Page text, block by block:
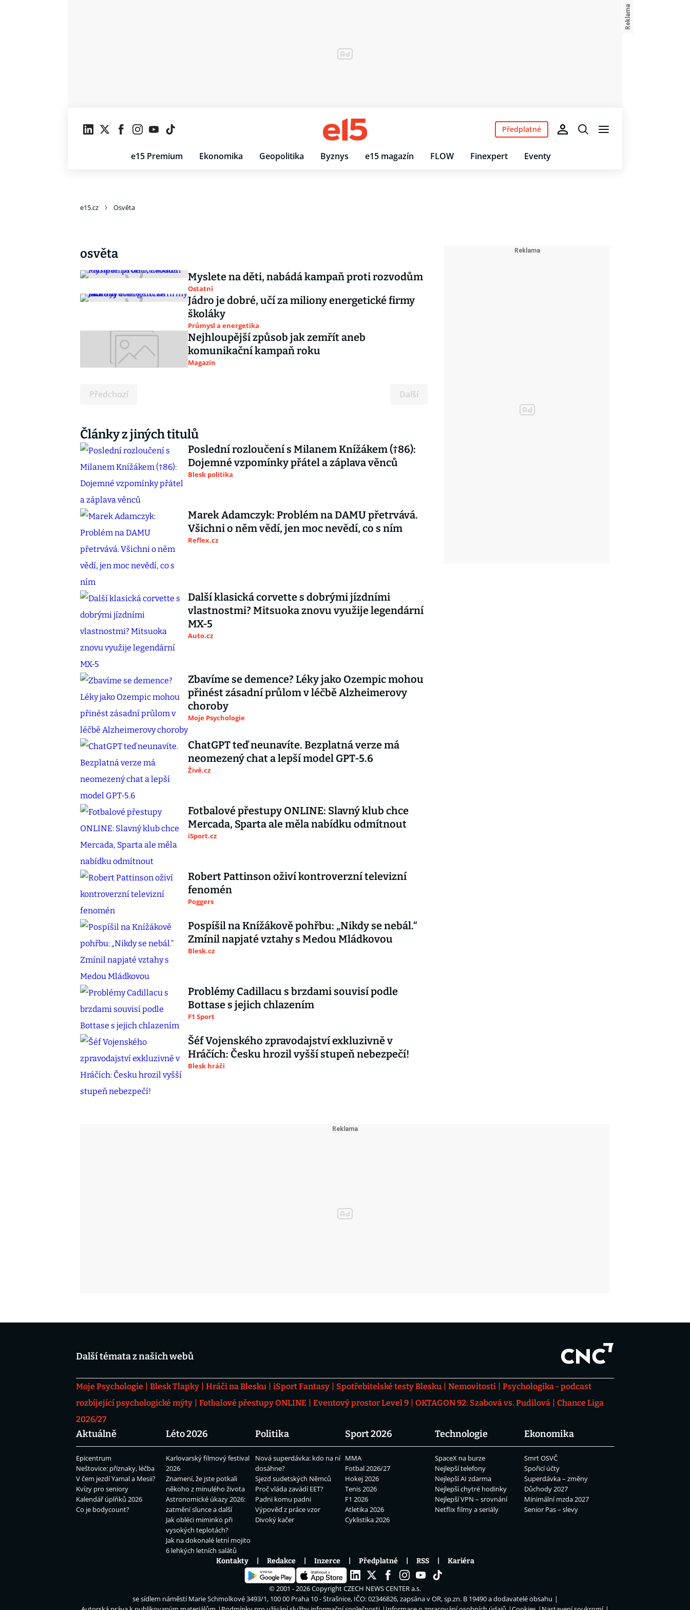
e15 Premium Ekonomika Geopolitika Byznys e15 magazín FLOW Finexpert Eventy
Předplatné
e15.cz Osvěta
osvěta
Myslete na děti, nabádá kampaň proti rozvodům
Ostatní
Jádro je dobré, učí za miliony energetické firmy
školáky
Průmysl a energetika
Nejhloupější způsob jak zemřít aneb
komunikační kampaň roku
Magazín
Předchozí Další
Články z jiných titulů
Poslední rozloučení s Milanem Knížákem (†86):
Dojemné vzpomínky přátel a záplava věnců
Blesk politika
Marek Adamczyk: Problém na DAMU přetrvává.
Všichni o něm vědí, jen moc nevědí, co s ním
Reflex.cz
Další klasická corvette s dobrými jízdními
vlastnostmi? Mitsuoka znovu využije legendární
MX-5
Auto.cz
Zbavíme se demence? Léky jako Ozempic mohou
přinést zásadní průlom v léčbě Alzheimerovy
choroby
Moje Psychologie
ChatGPT teď neunavíte. Bezplatná verze má
neomezený chat a lepší model GPT-5.6
Živě.cz
Fotbalové přestupy ONLINE: Slavný klub chce
Mercada, Sparta ale měla nabídku odmítnout
iSport.cz
Robert Pattinson oživí kontroverzní televizní
fenomén
Poggers
Pospíšil na Knížákově pohřbu: „Nikdy se nebál.“
Zmínil napjaté vztahy s Medou Mládkovou
Blesk.cz
Problémy Cadillacu s brzdami souvisí podle
Bottase s jejich chlazením
F1 Sport
Šéf Vojenského zpravodajství exkluzivně v
Hráčích: Česku hrozil vyšší stupeň nebezpečí!
Blesk hráči
Další témata z našich webů
Moje Psychologie Blesk Tlapky Hráči na Blesku iSport Fantasy Spotřebitelské testy Blesku Nemovitosti
Psychologika - podcast
rozbíjející psychologické mýty
Fotbalové přestupy ONLINE Eventový prostor Level 9 OKTAGON 92: Szabová vs. Pudilová
Chance Liga
2026/27
Aktuálně
Epicentrum
Neštovice: příznaky, léčba
V čem jezdí Yamal a Mesii?
Kvízy pro seniory
Kalendář úplňků 2026
Co je bodycount?
Léto 2026
Karlovarský filmový festival
2026
Znamení, že jste potkali
někoho z minulého života
Astronomické úkazy 2026:
zatmění slunce a další
Jak obléci miminko při
vysokých teplotách?
Jak na dokonalé letní mojito
6 lehkých letních salátů
Politika
Nová superdávka: kdo na ní
dosáhne?
Sjezd sudetských Němců
Proč vláda zavádí EET?
Padni komu padni
Výpověď z práce vzor
Divoký kačer
Sport 2026
MMA
Fotbal 2026/27
Hokej 2026
Tenis 2026
F1 2026
Atletika 2026
Cyklistika 2026
Technologie
SpaceX na burze
Nejlepší telefony
Nejlepší AI zdarma
Nejlepší chytré hodinky
Nejlepší VPN – srovnání
Netflix filmy a seriály
Ekonomika
Smrt OSVČ
Spořicí účty
Superdávka – změny
Důchody 2027
Minimální mzda 2027
Senior Pas – slevy
Kontakty Redakce Inzerce Předplatné RSS Kariéra
© 2001 - 2026 CopyrightCZECH NEWS CENTER a.s.
se sídlem náměstí Marie Schmolkové 3493/1, 100 00 Praha 10 - Strašnice, IČO: 02346826, zapsána v OR, sp.zn. B 19490 a dodavatelé obsahu